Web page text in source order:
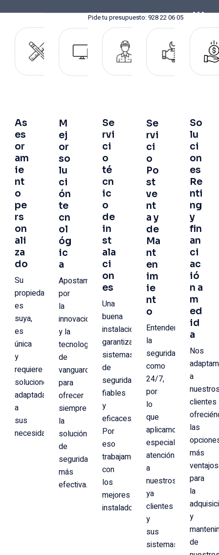
Pide tu presupuesto: 928 22 06 05
As
es
or
am
ie
nt
o
pe
rs
on
ali
za
do
Su
propiedad
es
suya,
es
única
y
requiere
soluciones
adaptadas
a
sus
necesidades.
M
ej
or
so
lu
ci
ón
te
cn
ol
óg
ic
a
Apostamos
por
la
innovación
y la
tecnología
de
vanguardia
para
ofrecer
siempre
la
solución
de
seguridad
más
efectiva.
Se
rvi
ci
o
té
cn
ic
o
de
in
st
ala
ci
on
es
Una
buena
instalación
garantiza
sistemas
de
seguridad
fiables
y
eficaces.
Por
eso
trabajamos
con
los
mejores
instaladores.
Se
rvi
ci
o
Po
st
ve
nt
a y
de
Ma
nt
en
im
ie
nt
o
Entendemos
la
seguridad
como
24/7,
por
lo
que
aplicamos
especial
atención
a
nuestros
ya
clientes
y
sus
sistemas
So
lu
ci
on
es
Re
nti
ng
y
fin
an
ci
ac
ió
n a
m
ed
id
a
Nos
a
clientes
las
más
para
la
y
de